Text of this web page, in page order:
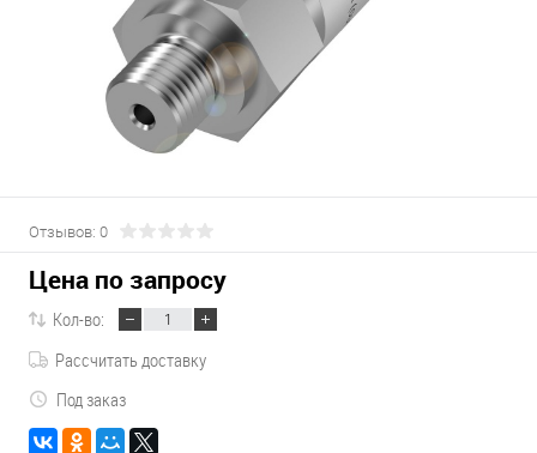
Отзывов: 0
Цена по запросу
Кол-во:
Рассчитать доставку
Под заказ